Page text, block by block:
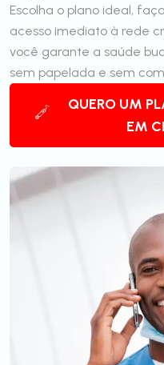
Escolha o plano ideal,
acesso imediato à rede
você garante a saúde
sem papelada e sem
QUERO UM
EM